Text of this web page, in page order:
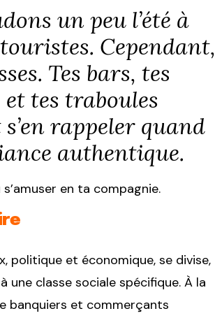
un peu l’été à
Cependant,
Tes bars, tes
tes traboules
rappeler quand
authentique.
en ta compagnie.
politique et économique, se divise,
une classe sociale spécifique. À la
banquiers et commerçants